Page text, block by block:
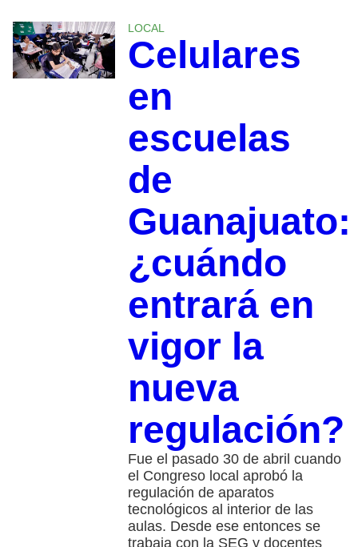
LOCAL
Celulares
en
escuelas
de
Guanajuato:
¿cuándo
entrará en
vigor la
nueva
regulación?
Fue el pasado 30 de abril cuando
el Congreso local aprobó la
regulación de aparatos
tecnológicos al interior de las
aulas. Desde ese entonces se
trabaja con la SEG y docentes